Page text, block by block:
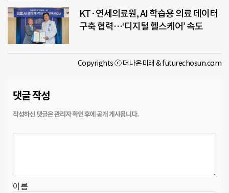
KT·연세의료원, AI 학습용 의료 데이터
구축 협력…‘디지털 헬스케어’ 속도
Copyrights ⓒ 더나은미래 & futurechosun.com
댓글 작성
이름